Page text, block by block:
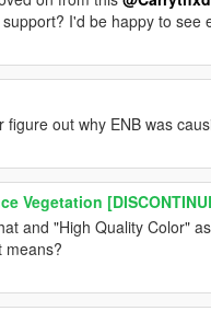
I'd be happy to see
out why ENB was
Vegetation
and "High Quality Color"
means?